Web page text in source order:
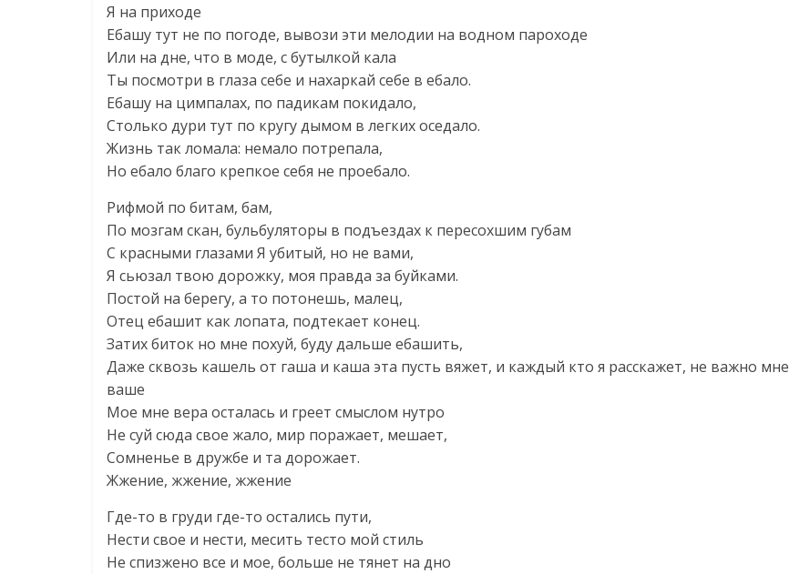
Я на приходе
Ебашу тут не по погоде, вывози эти мелодии на водном пароходе
Или на дне, что в моде, с бутылкой кала
Ты посмотри в глаза себе и нахаркай себе в ебало.
Ебашу на цимпалах, по падикам покидало,
Столько дури тут по кругу дымом в легких оседало.
Жизнь так ломала: немало потрепала,
Но ебало благо крепкое себя не проебало.
Рифмой по битам, бам,
По мозгам скан, бульбуляторы в подъездах к пересохшим губам
С красными глазами Я убитый, но не вами,
Я сьюзал твою дорожку, моя правда за буйками.
Постой на берегу, а то потонешь, малец,
Отец ебашит как лопата, подтекает конец.
Затих биток но мне похуй, буду дальше ебашить,
Даже сквозь кашель от гаша и каша эта пусть вяжет, и каждый кто я расскажет, не важно мне
ваше
Мое мне вера осталась и греет смыслом нутро
Не суй сюда свое жало, мир поражает, мешает,
Сомненье в дружбе и та дорожает.
Жжение, жжение, жжение
Где-то в груди где-то остались пути,
Нести свое и нести, месить тесто мой стиль
Не спизжено все и мое, больше не тянет на дно